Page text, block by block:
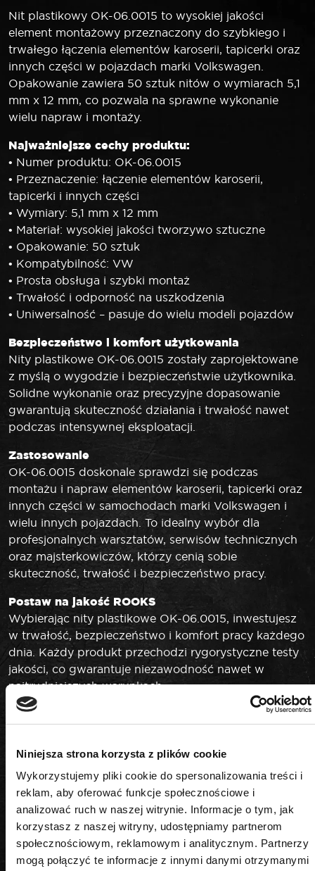
Niniejsza strona korzysta z plików cookie
Wykorzystujemy pliki cookie do spersonalizowania treści i
reklam, aby oferować funkcje społecznościowe i
analizować ruch w naszej witrynie. Informacje o tym, jak
korzystasz z naszej witryny, udostępniamy partnerom
społecznościowym, reklamowym i analitycznym. Partnerzy
mogą połączyć te informacje z innymi danymi otrzymanymi
Nit plastikowy OK-06.0015 to wysokiej jakości
element montażowy przeznaczony do szybkiego i
trwałego łączenia elementów karoserii, tapicerki oraz
innych części w pojazdach marki Volkswagen.
Opakowanie zawiera 50 sztuk nitów o wymiarach 5,1
mm x 12 mm, co pozwala na sprawne wykonanie
wielu napraw i montaży.
Najważniejsze cechy produktu:
• Numer produktu: OK-06.0015
• Przeznaczenie: łączenie elementów karoserii,
tapicerki i innych części
• Wymiary: 5,1 mm x 12 mm
• Materiał: wysokiej jakości tworzywo sztuczne
• Opakowanie: 50 sztuk
• Kompatybilność: VW
• Prosta obsługa i szybki montaż
• Trwałość i odporność na uszkodzenia
• Uniwersalność – pasuje do wielu modeli pojazdów
Bezpieczeństwo i komfort użytkowania
Nity plastikowe OK-06.0015 zostały zaprojektowane
z myślą o wygodzie i bezpieczeństwie użytkownika.
Solidne wykonanie oraz precyzyjne dopasowanie
gwarantują skuteczność działania i trwałość nawet
podczas intensywnej eksploatacji.
Zastosowanie
OK-06.0015 doskonale sprawdzi się podczas
montażu i napraw elementów karoserii, tapicerki oraz
innych części w samochodach marki Volkswagen i
wielu innych pojazdach. To idealny wybór dla
profesjonalnych warsztatów, serwisów technicznych
oraz majsterkowiczów, którzy cenią sobie
skuteczność, trwałość i bezpieczeństwo pracy.
Postaw na jakość ROOKS
Wybierając nity plastikowe OK-06.0015, inwestujesz
w trwałość, bezpieczeństwo i komfort pracy każdego
dnia. Każdy produkt przechodzi rygorystyczne testy
jakości, co gwarantuje niezawodność nawet w
najtrudniejszych warunkach.
PODOBNE PRODUKTY